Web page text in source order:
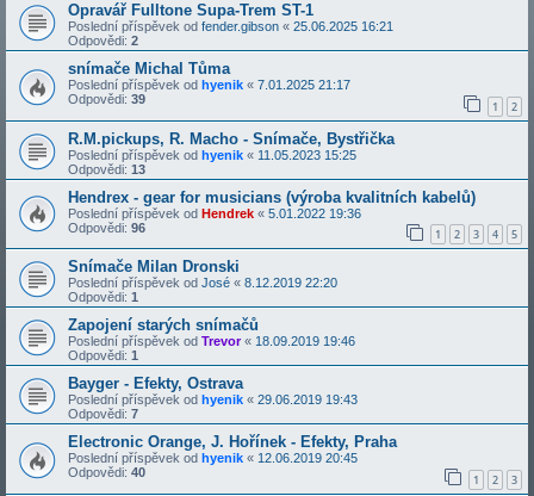
Opravář Fulltone Supa-Trem ST-1
Poslední příspěvek od fender.gibson « 25.06.2025 16:21
Odpovědi: 2
snímače Michal Tůma
Poslední příspěvek od hyenik « 7.01.2025 21:17
Odpovědi: 39 1 2
R.M.pickups, R. Macho - Snímače, Bystřička
Poslední příspěvek od hyenik « 11.05.2023 15:25
Odpovědi: 13
Hendrex - gear for musicians (výroba kvalitních kabelů)
Poslední příspěvek od Hendrek « 5.01.2022 19:36
Odpovědi: 96 1 2 3 4 5
Snímače Milan Dronski
Poslední příspěvek od José « 8.12.2019 22:20
Odpovědi: 1
Zapojení starých snímačů
Poslední příspěvek od Trevor« 18.09.2019 19:46
Odpovědi: 1
Bayger - Efekty, Ostrava
Poslední příspěvek od hyenik « 29.06.2019 19:43
Odpovědi: 7
Electronic Orange, J. Hořínek - Efekty, Praha
Poslední příspěvek od hyenik « 12.06.2019 20:45
Odpovědi: 40 1 2 3